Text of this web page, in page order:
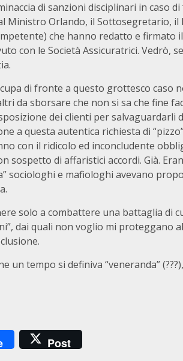
di sanzioni disciplinari in caso
Ministro Orlando, il Sottosegretario,
che hanno redatto e firmato
con le Società Assicuratrici. Vedrò,
di fronte a questo grottesco caso
da sborsare che non si sa che fine
dei clienti per salvaguardarli
a questa autentica richiesta di
con il ridicolo ed inconcludente
sospetto di affaristici accordi. Già.
sociologhi e mafiologhi avevano
solo a combattere una battaglia di
dai quali non voglio mi proteggano
un tempo si definiva “veneranda”
Post